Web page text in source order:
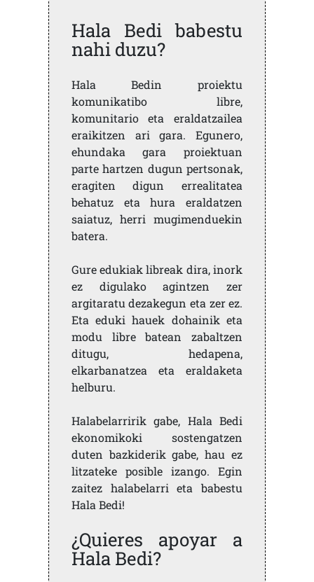
Hala Bedi babestu
nahi duzu?
Hala Bedin proiektu
komunikatibo libre,
komunitario eta eraldatzailea
eraikitzen ari gara. Egunero,
ehundaka gara proiektuan
parte hartzen dugun pertsonak,
eragiten digun errealitatea
behatuz eta hura eraldatzen
saiatuz, herri mugimenduekin
batera.
Gure edukiak libreak dira, inork
ez digulako agintzen zer
argitaratu dezakegun eta zer ez.
Eta eduki hauek dohainik eta
modu libre batean zabaltzen
ditugu, hedapena,
elkarbanatzea eta eraldaketa
helburu.
Halabelarririk gabe, Hala Bedi
ekonomikoki sostengatzen
duten bazkiderik gabe, hau ez
litzateke posible izango. Egin
zaitez halabelarri eta babestu
Hala Bedi!
¿Quieres apoyar a
Hala Bedi?